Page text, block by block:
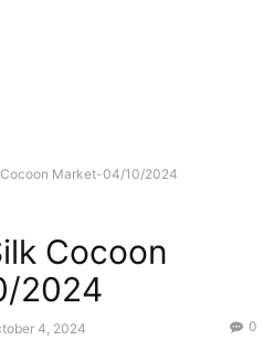
Market-04/10/2024
Cocoon
2024
4, 2024 0